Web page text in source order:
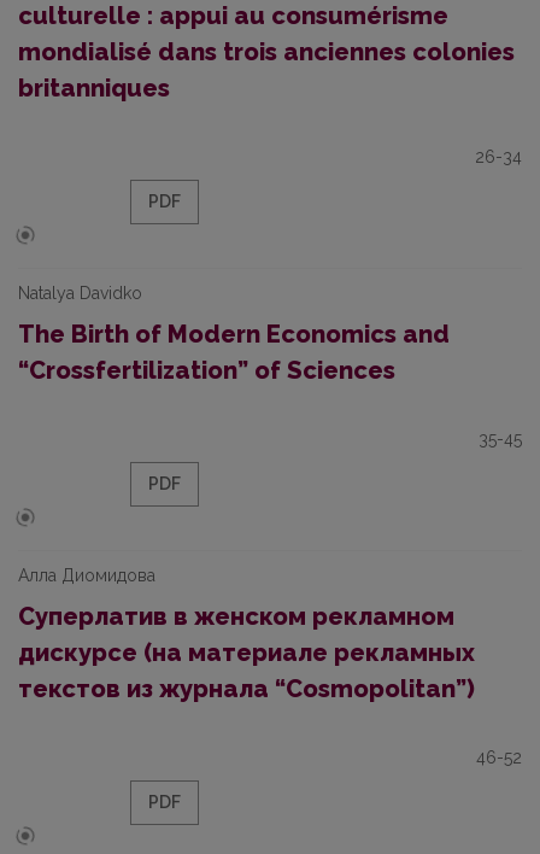
culturelle : appui au consumérisme
mondialisé dans trois anciennes colonies
britanniques
26-34
PDF
Natalya Davidko
The Birth of Modern Economics and
“Crossfertilization” of Sciences
35-45
PDF
Алла Диомидова
Суперлатив в женском рекламном
дискурсе (на материале рекламных
текстов из журнала “Cosmopolitan”)
46-52
PDF